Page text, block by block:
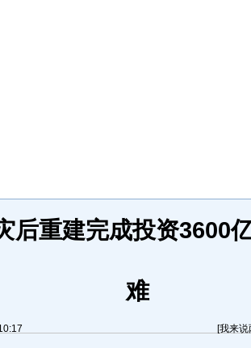
后重建完成投资3600
难
[我来说